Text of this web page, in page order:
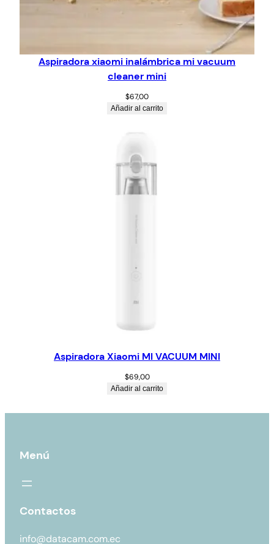
Aspiradora xiaomi inalámbrica mi vacuum
cleaner mini
$67,00
Añadir al carrito
Aspiradora Xiaomi MI VACUUM MINI
$69,00
Añadir al carrito
Menú
Contactos
info@datacam.com.ec